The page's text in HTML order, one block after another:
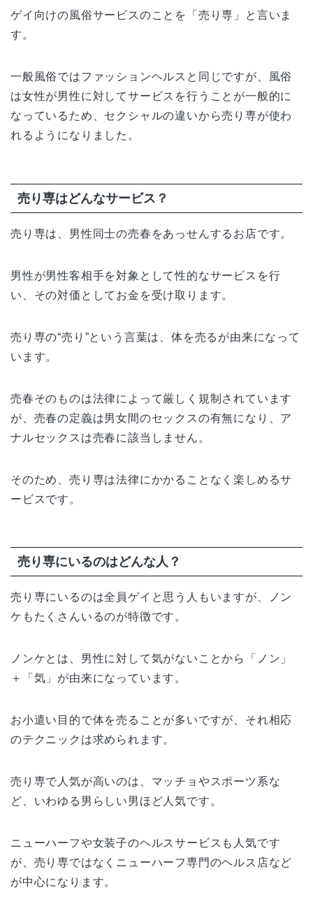
ゲイ向けの風俗サービスのことを「売り専」と言いま
す。
一般風俗ではファッションヘルスと同じですが、風俗
は女性が男性に対してサービスを行うことが一般的に
なっているため、セクシャルの違いから売り専が使わ
れるようになりました。
売り専はどんなサービス？
売り専は、男性同士の売春をあっせんするお店です。
男性が男性客相手を対象として性的なサービスを行
い、その対価としてお金を受け取ります。
売り専の“売り”という言葉は、体を売るが由来になって
います。
売春そのものは法律によって厳しく規制されています
が、売春の定義は男女間のセックスの有無になり、ア
ナルセックスは売春に該当しません。
そのため、売り専は法律にかかることなく楽しめるサ
ービスです。
売り専にいるのはどんな人？
売り専にいるのは全員ゲイと思う人もいますが、ノン
ケもたくさんいるのが特徴です。
ノンケとは、男性に対して気がないことから「ノン」
＋「気」が由来になっています。
お小遣い目的で体を売ることが多いですが、それ相応
のテクニックは求められます。
売り専で人気が高いのは、マッチョやスポーツ系な
ど、いわゆる男らしい男ほど人気です。
ニューハーフや女装子のヘルスサービスも人気です
が、売り専ではなくニューハーフ専門のヘルス店など
が中心になります。